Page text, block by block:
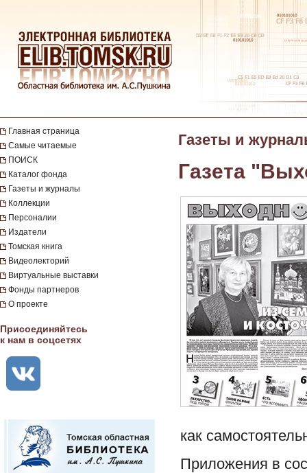
Главная страница
Самые читаемые
ПОИСК
Каталог фонда
Газеты и журналы
Коллекции
Персоналии
Издатели
Томская книга
Видеолекторий
Виртуальные выставки
Фонды партнеров
О проекте
Присоединяйтесь
к нам в соцсетях
Газеты и
Газета
как
Приложения в